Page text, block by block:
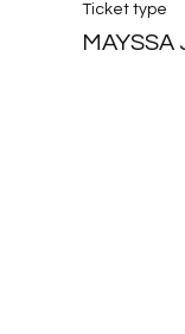
Ticket type
MAYSSA